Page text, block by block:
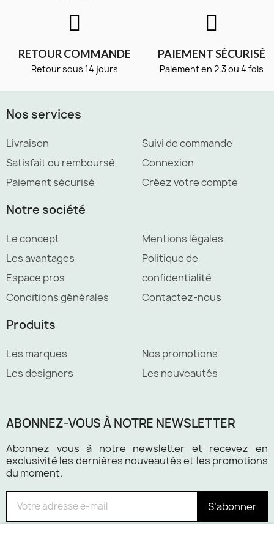
RETOUR COMMANDE
Retour sous 14 jours
PAIEMENT SÉCURISÉ
Paiement en 2,3 ou 4 fois
Nos services
Livraison
Satisfait ou remboursé
Paiement sécurisé
Suivi de commande
Connexion
Créez votre compte
Notre société
Le concept
Les avantages
Espace pros
Conditions générales
Mentions légales
Politique de
confidentialité
Contactez-nous
Produits
Les marques
Les designers
Nos promotions
Les nouveautés
ABONNEZ-VOUS À NOTRE NEWSLETTER
Abonnez vous à notre newsletter et recevez en
exclusivité les dernières nouveautés et les promotions
du moment.
S’abonner